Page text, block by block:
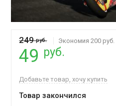
249руб. Экономия 200 руб.
49 руб.
Добавьте товар, хочу купить
Товар закончился